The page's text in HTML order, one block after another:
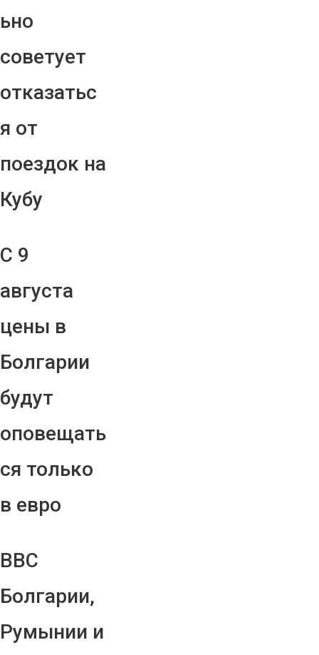
ьно
советует
отказатьс
я от
поездок на
Кубу
С 9
августа
цены в
Болгарии
будут
оповещать
ся только
в евро
ВВС
Болгарии,
Румынии и